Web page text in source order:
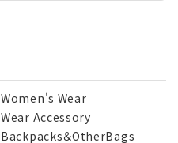
Women's Wear
Wear Accessory
Backpacks＆OtherBags